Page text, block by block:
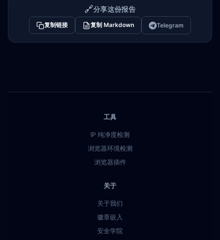
🔗分享这份报告
复制链接 复制 Markdown Telegram
工具
IP 纯净度检测
浏览器环境检测
浏览器插件
关于
关于我们
徽章嵌入
安全学院